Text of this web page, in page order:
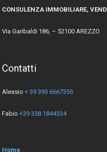
CONSULENZA IMMOBILIARE,
Via Garibaldi 186, – 52100 AREZZO
Contatti
Alessio + 39 393 6667355
Fabio +39 338 1844334
Home